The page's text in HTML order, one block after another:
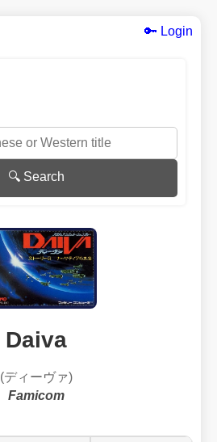
🔑 Login
🔍 Search
Daiva
(ディーヴァ)
Famicom